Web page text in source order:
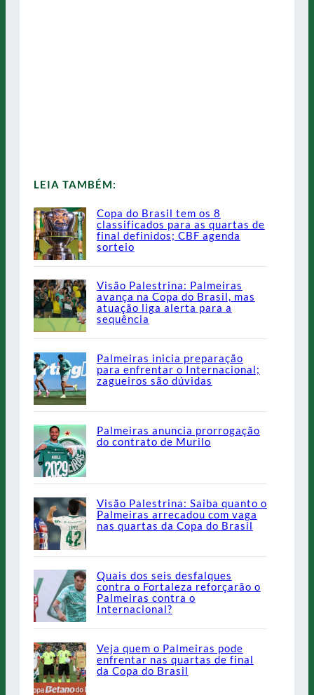
LEIA TAMBÉM:
Copa do Brasil tem os 8
classificados para as quartas de
final definidos; CBF agenda
sorteio
Visão Palestrina: Palmeiras
avança na Copa do Brasil, mas
atuação liga alerta para a
sequência
Palmeiras inicia preparação
para enfrentar o Internacional;
zagueiros são dúvidas
Palmeiras anuncia prorrogação
do contrato de Murilo
Visão Palestrina: Saiba quanto o
Palmeiras arrecadou com vaga
nas quartas da Copa do Brasil
Quais dos seis desfalques
contra o Fortaleza reforçarão o
Palmeiras contra o
Internacional?
Veja quem o Palmeiras pode
enfrentar nas quartas de final
da Copa do Brasil